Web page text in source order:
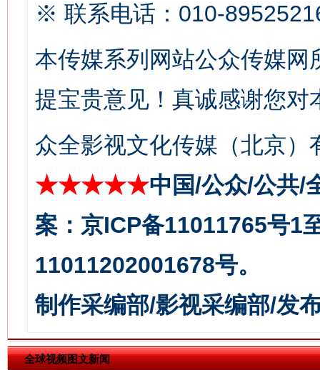
※ 联系电话：010-
本传媒系列网站公众传媒
提宝贵意见！真诚感谢您
众全影视文化传媒（北京）
★★★★★中国/公众/公共/
案：京ICP备11011765号1
11011202001678号。
制作采编部/影视采编部/发
全球视频图文新闻
“刷贴”乱象丛生
生
揭批美国五大"原罪" "炒